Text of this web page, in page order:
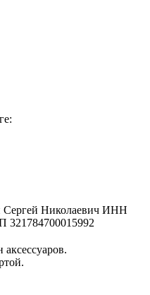
Николаевич ИНН
321784700015992